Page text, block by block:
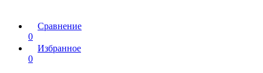
Сравнение
0
Избранное
0